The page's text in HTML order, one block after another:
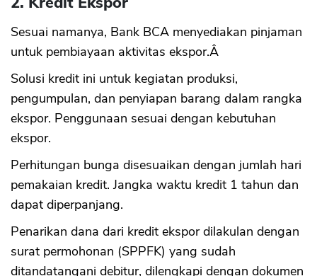
Sesuai namanya, Bank BCA menyediakan pinjaman
untuk pembiayaan aktivitas ekspor.Â
Solusi kredit ini untuk kegiatan produksi,
pengumpulan, dan penyiapan barang dalam rangka
ekspor. Penggunaan sesuai dengan kebutuhan
ekspor.
Perhitungan bunga disesuaikan dengan jumlah hari
pemakaian kredit. Jangka waktu kredit 1 tahun dan
dapat diperpanjang.
Penarikan dana dari kredit ekspor dilakulan dengan
surat permohonan (SPPFK) yang sudah
ditandatangani debitur, dilengkapi dengan dokumen